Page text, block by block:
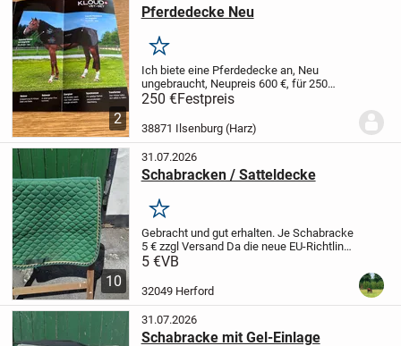
2
Pferdedecke Neu
Merken
Ich biete eine Pferdedecke an, Neu
ungebraucht, Neupreis 600 €, für 250
€,Versand möglich, + Porto
250 €Festpreis
38871 Ilsenburg (Harz)
10
31.07.2026
Schabracken / Satteldecke
Merken
Gebracht und gut erhalten. Je Schabracke
5 € zzgl Versand Da die neue EU-Richtlinie
jetzt 1 Jahr Gewährleistung auch für
Verkäufer es nicht ausschließt...
5 €VB
32049 Herford
31.07.2026
Schabracke mit Gel-Einlage